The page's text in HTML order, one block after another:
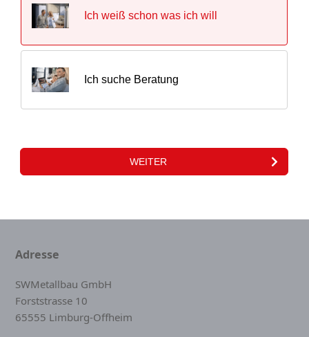
Adresse
SWMetallbau GmbH
Forststrasse 10
65555 Limburg-Offheim